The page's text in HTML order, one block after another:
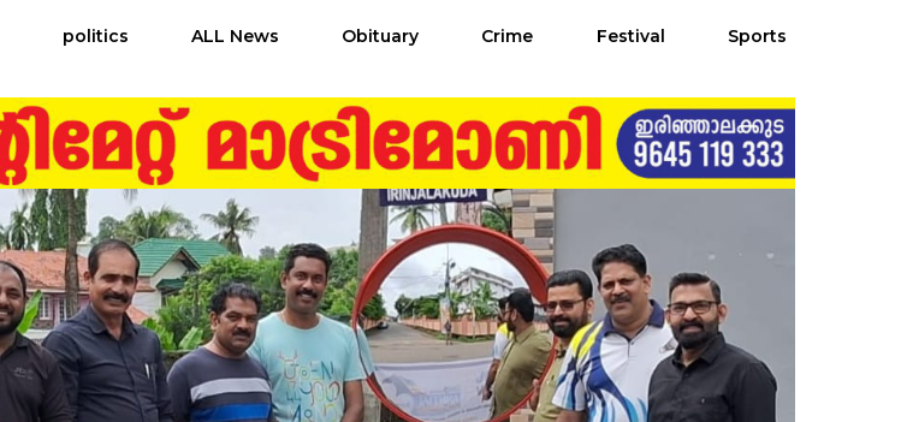
politics ALL News Obituary Crime Festival Sports